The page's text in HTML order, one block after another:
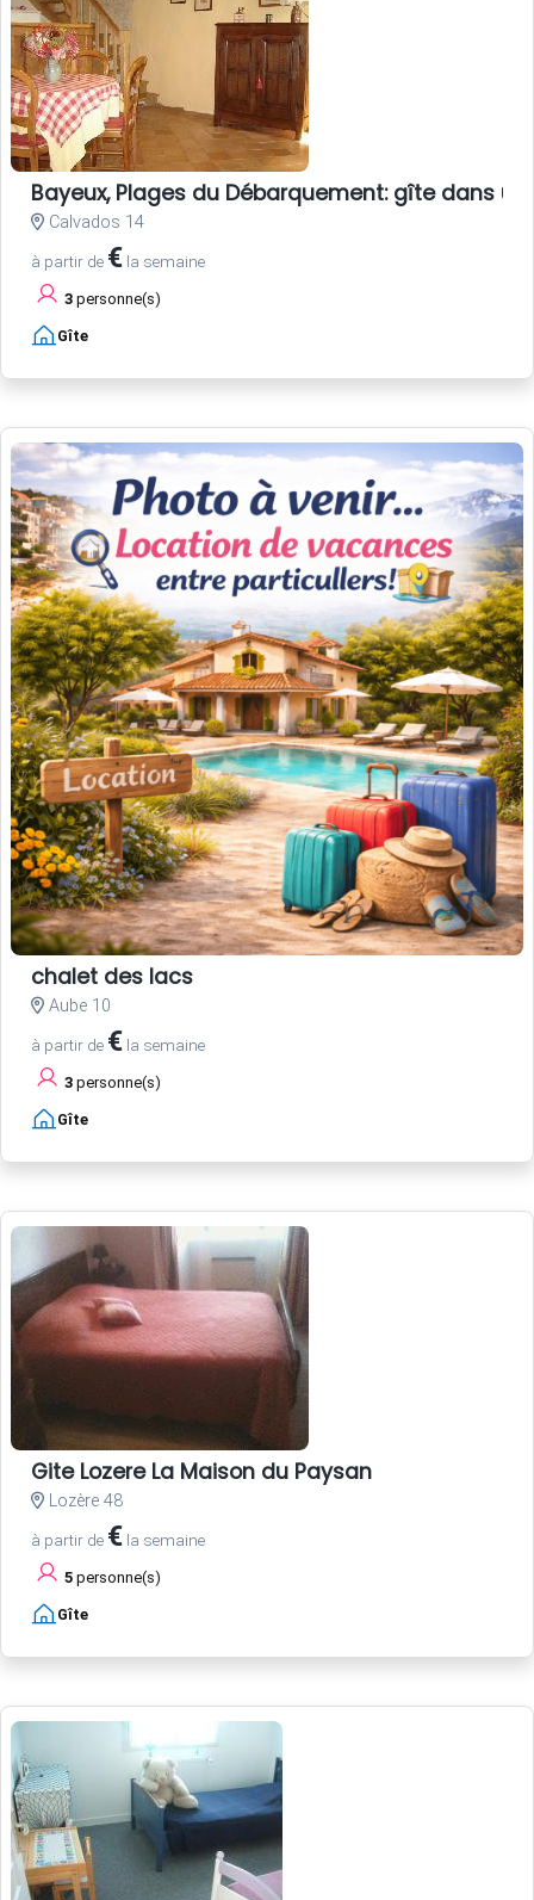
Bayeux, Plages du Débarquement: gîte dans
Calvados 14
à partir de € la semaine
3 personne(s)
Gîte
chalet des lacs
Aube 10
à partir de € la semaine
3 personne(s)
Gîte
Gite Lozere La Maison du Paysan
Lozère 48
à partir de € la semaine
5 personne(s)
Gîte